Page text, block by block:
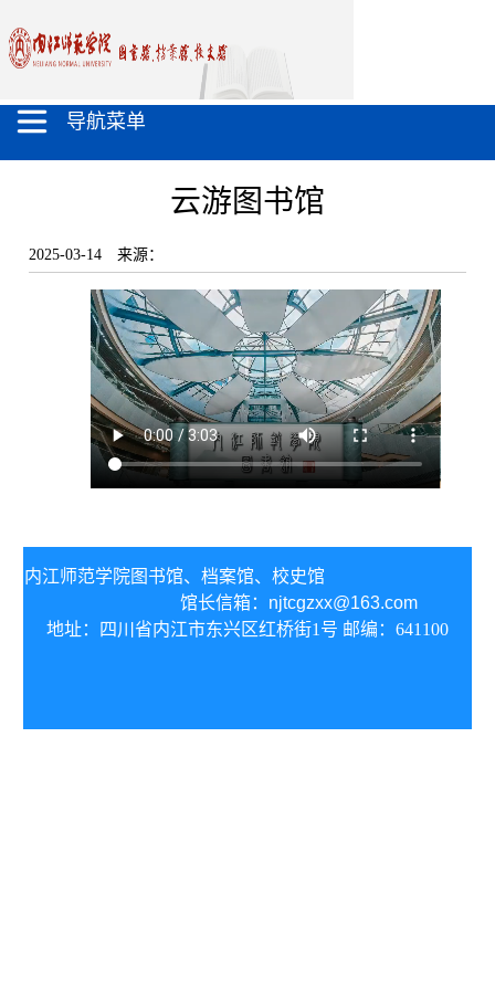
导航菜单
云游图书馆
2025-03-14 来源：
内江师范学院图书馆、 档案馆、校史馆
馆长信箱： njtcgzxx@163.com
地址：四川省内江市东兴区红桥街1号 邮编：641100